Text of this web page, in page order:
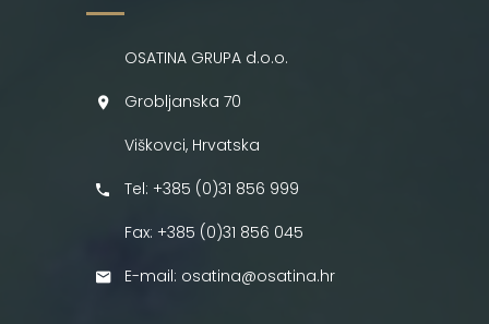
OSATINA GRUPA d.o.o.
Grobljanska 70
Viškovci, Hrvatska
Tel: +385 (0)31 856 999
Fax: +385 (0)31 856 045
E-mail: osatina@osatina.hr